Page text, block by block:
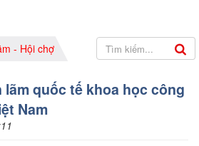
- Hội chợ
lãm quốc tế khoa học công
Nam